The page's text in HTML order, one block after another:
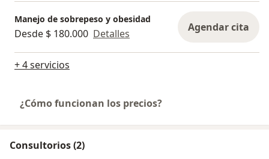
Manejo de sobrepeso y obesidad
Desde $ 180.000 Detalles Agendar cita
+ 4 servicios
¿Cómo funcionan los precios?
Consultorios (2)